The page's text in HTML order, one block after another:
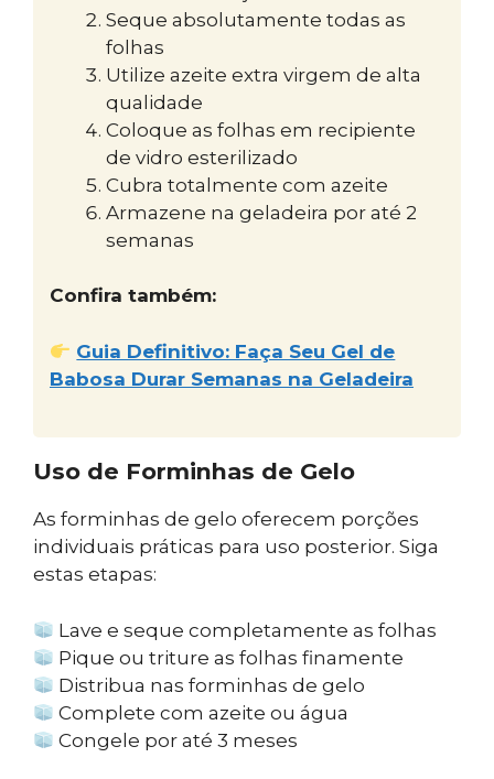
Seque absolutamente todas as
folhas
Utilize azeite extra virgem de alta
qualidade
Coloque as folhas em recipiente
de vidro esterilizado
Cubra totalmente com azeite
Armazene na geladeira por até 2
semanas
Confira também:
Guia Definitivo: Faça Seu Gel de
Babosa Durar Semanas na Geladeira
Uso de Forminhas de Gelo
As forminhas de gelo oferecem porções
individuais práticas para uso posterior. Siga
estas etapas:
Lave e seque completamente as folhas
Pique ou triture as folhas finamente
Distribua nas forminhas de gelo
Complete com azeite ou água
Congele por até 3 meses